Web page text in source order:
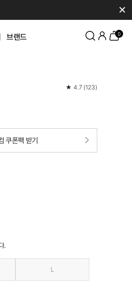
✕
브랜드 0
★ 4.7 (123)
쿠폰팩 받기
.
L